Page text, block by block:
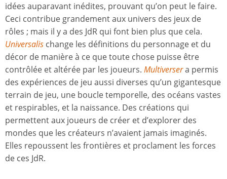
idées auparavant inédites, prouvant qu’on peut le faire.
Ceci contribue grandement aux univers des jeux de
rôles ; mais il y a des JdR qui font bien plus que cela.
Universalis change les définitions du personnage et du
décor de manière à ce que toute chose puisse être
contrôlée et altérée par les joueurs. Multiversera permis
des expériences de jeu aussi diverses qu’un gigantesque
terrain de jeu, une boucle temporelle, des océans vastes
et respirables, et la naissance. Des créations qui
permettent aux joueurs de créer et d’explorer des
mondes que les créateurs n’avaient jamais imaginés.
Elles repoussent les frontières et proclament les forces
de ces JdR.